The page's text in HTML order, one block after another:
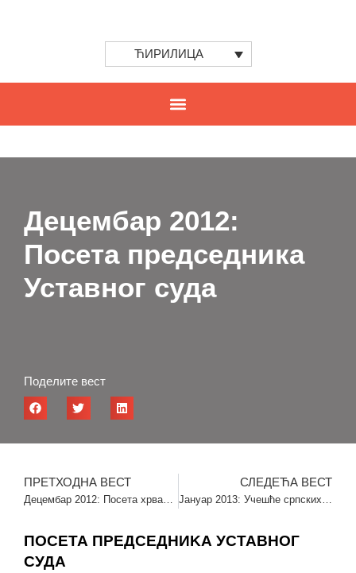
ЋИРИЛИЦА
Децембар 2012:
Посета председника
Уставног суда
Поделите вест
ПРЕТХОДНА ВЕСТ
Децембар 2012: Посета хрватских историчара
СЛЕДЕЋА ВЕСТ
Јануар 2013: Учешће српских историчара на научном скупу у Алжиру
ПОСЕТА ПРЕДСЕДНИKА УСТАВНОГ
СУДА